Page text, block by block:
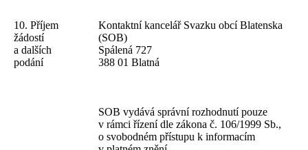
10. Příjem
žádostí
a dalších
podání
Kontaktní kancelář Svazku obcí Blatenska
(SOB)
Spálená 727
388 01 Blatná
SOB vydává správní rozhodnutí pouze
v rámci řízení dle zákona č. 106/1999 Sb.,
o svobodném přístupu k informacím